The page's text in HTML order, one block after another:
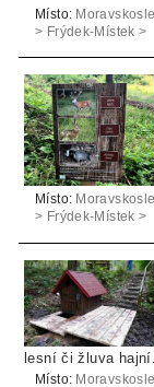
Místo:
> Frýdek-Místek >
Místo:
> Frýdek-Místek >
lesní či žluva
Místo: